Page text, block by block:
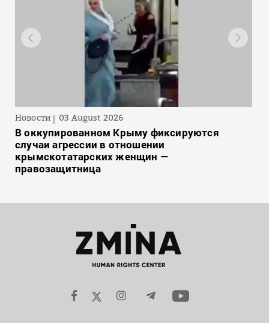
Новости 03 August 2026
В оккупированном Крыму фиксируются
случаи агрессии в отношении
крымскотатарских женщин —
правозащитница